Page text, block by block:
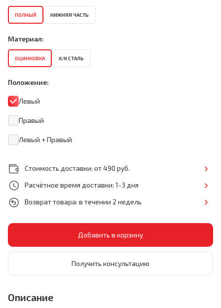
ПОЛНЫЙ НИЖНЯЯ ЧАСТЬ
Материал:
ОЦИНКОВКА Х/К СТАЛЬ
Положение:
Левый
Правый
Левый + Правый
Стоимость доставки: от 490 руб.
Расчётное время доставки: 1-3 дня
Возврат товара: в течении 2 недель
Получить консультацию
Описание